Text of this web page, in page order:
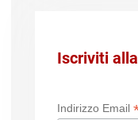
Iscriviti
Indirizzo Email